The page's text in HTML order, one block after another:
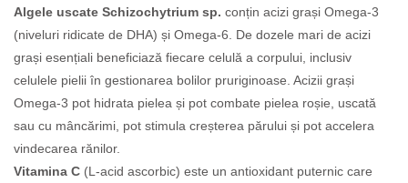
Algele uscate Schizochytrium sp. conțin acizi grași Omega-3
(niveluri ridicate de DHA) și Omega-6. De dozele mari de acizi
grași esențiali beneficiază fiecare celulă a corpului, inclusiv
celulele pielii în gestionarea bolilor pruriginoase. Acizii grași
Omega-3 pot hidrata pielea și pot combate pielea roșie, uscată
sau cu mâncărimi, pot stimula creșterea părului și pot accelera
vindecarea rănilor.
Vitamina C (L-acid ascorbic) este un antioxidant puternic care